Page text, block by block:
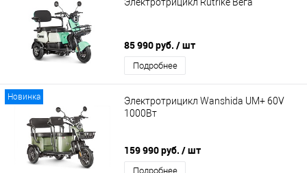
85 990 руб. / шт
Подробнее
Новинка
Электротрицикл Wanshida UM+ 60V
1000Вт
159 990 руб. / шт
Подробнее